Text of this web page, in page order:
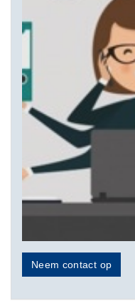
Neem contact op